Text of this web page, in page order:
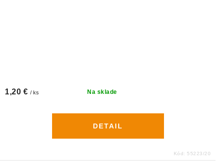
Na sklade
1,20 € / ks
DETAIL
Kód: 55223/20